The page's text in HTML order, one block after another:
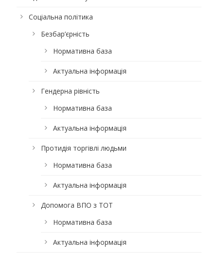
Соціальна політика
Безбар’єрність
Нормативна база
Актуальна інформація
Гендерна рівність
Нормативна база
Актуальна інформація
Протидія торгівлі людьми
Нормативна база
Актуальна інформація
Допомога ВПО з ТОТ
Нормативна база
Актуальна інформація